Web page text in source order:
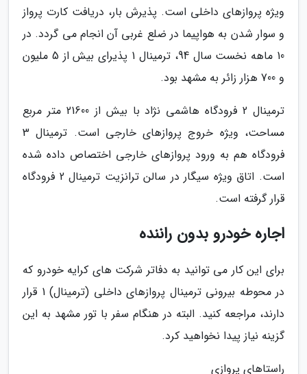
ویژه پروازهای داخلی است. پذیرش بار، دریافت کارت پرواز
و سوار شدن به هواپیما در ضلع غربی آن انجام می گردد. در
10 ماهه نخست سال 94، ترمینال 1 پذیرای بیش از 5 ملیون
و 700 هزار زائر به مشهد بود.
ترمینال 2 فرودگاه هاشمی نژاد با بیش از 21600 متر مربع
مساحت، ویژه خروج پروازهای خارجی است. ترمینال 3
فرودگاه هم به ورود پروازهای خارجی اختصاص داده شده
است. اتاق ویژه سیگار در سالن ترانزیت ترمینال 2 فرودگاه
قرار گرفته است.
اجاره خودرو بدون راننده
برای این کار می توانید به دفاتر شرکت های کرایه خودرو که
در محوطه بیرونی ترمینال پروازهای داخلی (ترمینال) 1 قرار
دارند، مراجعه کنید. البته در هنگام سفر با تور مشهد به این
گزینه نیاز پیدا نخواهید کرد.
راستاهای پروازی